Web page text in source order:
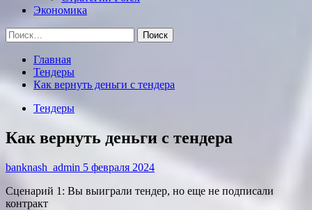
Экономика
Найти:
Главная
Тендеры
Как вернуть деньги с тендера
Тендеры
Как вернуть деньги с тендера
banknash_admin 5 февраля 2024
Сценарий 1: Вы выиграли тендер, но еще не подписали
контракт